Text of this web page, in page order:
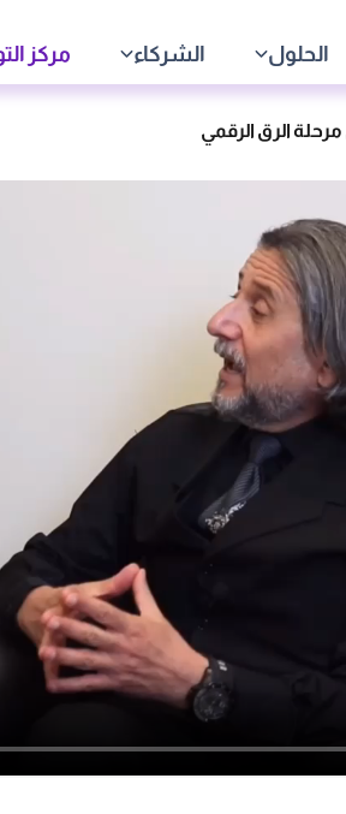
الحلول الشركاء مركز
الرق الرقمي